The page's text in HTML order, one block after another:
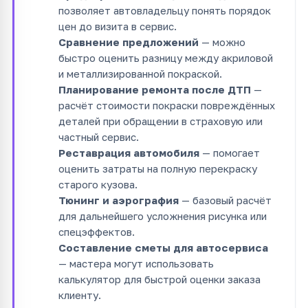
позволяет автовладельцу понять порядок
цен до визита в сервис.
Сравнение предложений — можно
быстро оценить разницу между акриловой
и металлизированной покраской.
Планирование ремонта после ДТП —
расчёт стоимости покраски повреждённых
деталей при обращении в страховую или
частный сервис.
Реставрация автомобиля — помогает
оценить затраты на полную перекраску
старого кузова.
Тюнинг и аэрография — базовый расчёт
для дальнейшего усложнения рисунка или
спецэффектов.
Составление сметы для автосервиса
— мастера могут использовать
калькулятор для быстрой оценки заказа
клиенту.